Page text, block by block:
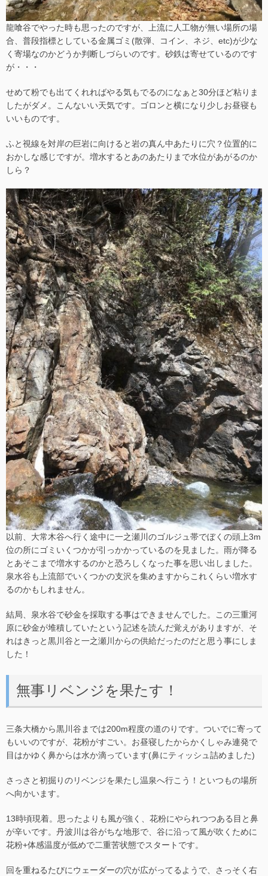
龍喰谷でやった時も思ったのですが、上流に人工物が無い場所の場
合、普段指標としている金属ゴミ(散弾、コイン、ネジ、etc)が少な
く寄場なのかどうか判断しづらいのです。砂鉄は寄せているのです
が・・・
せめて粉でも出てくれればやる気もでるのになぁと30分ほど粘りま
したがダメ。こんないい天気です。ゴロンと横になり少しお昼寝も
いいものです。
ふと視線を対岸の巨岩に向けると岩の真ん中あたりに穴？位置的に
おかしな感じですが。増水するとあのあたりまで水位があがるのか
しら？
以前、大常木谷へ行く途中に一之瀬川のゴルジュ帯でぼくの頭上3m
位の所にゴミいくつかが引っかかっているのを見ました。雨が降る
とあそこまで増水するのかと恐ろしくなった事を思い出しました。
泉水谷も上流部でいくつかの支沢を集めますからこれくらい増水す
るのかもしれません。
結局、泉水谷で砂金を採取する事はできませんでした。この三重河
原に砂金が堆積していたという記述を読んだ覚えがありますが、そ
れはきっと黒川谷と一之瀬川からの供給だったのだと思う事にしま
した！
無事リベンジを果たす！
三条大橋から黒川谷までは200m程度の道のりです。ついでに寄って
もいいのですが、花粉がすごい。お昼寝したからかくしゃみ連発で
目はかゆく鼻からは水か滴っています(鼻にティッシュ詰めました)
さっさと初掘りのリベンジを果たし温泉へ行こう！といつもの場所
へ向かいます。
13時頃現着。思ったよりも風が強く、花粉にやられつつある目と鼻
が辛いです。丹波川は谷がちな地形で、谷に沿って風が吹くために
花粉+体感温度が低めで二重苦状態でスタートです。
回を重ねるたびにウェーダーの穴が広がってるようで、さっそく右